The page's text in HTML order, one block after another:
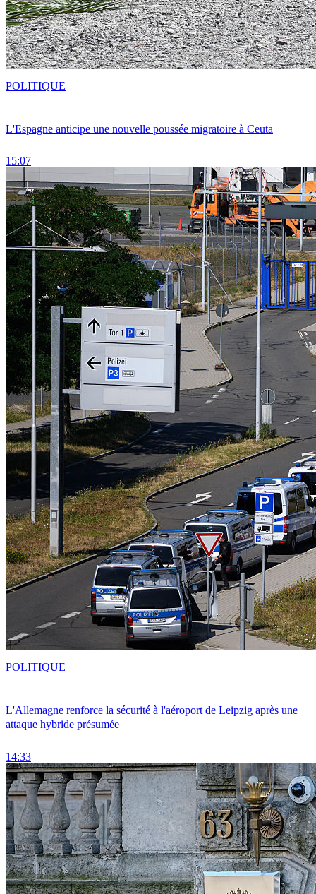
L'Espagne anticipe une nouvelle poussée migratoire à Ceuta
15:07
POLITIQUE
L'Allemagne renforce la sécurité à l'aéroport de Leipzig après une
attaque hybride présumée
14:33
POLITIQUE